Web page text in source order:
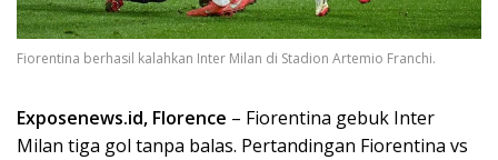
Fiorentina berhasil kalahkan Inter Milan di Stadion Artemio Franchi.
Exposenews.id, Florence – Fiorentina gebuk Inter
Milan tiga gol tanpa balas. Pertandingan Fiorentina vs